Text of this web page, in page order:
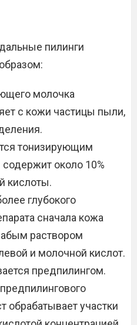
пилинги
молочка
с кожи частицы пыли,
тонизирующим
около 10%
кислоты.
глубокого
сначала кожа
раствором
и молочной кислот.
предпилингом.
обрабатывает участки